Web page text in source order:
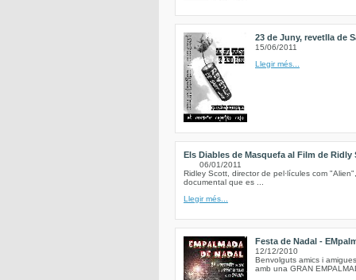
23 de Juny, revetlla de
15/06/2011
Llegir més...
Els Diables de Masquefa al Film de Ridly
06/01/2011
Ridley Scott, director de pel·lícules com
documental que es ...
Llegir més...
Festa de Nadal -
12/12/2010
Benvolguts amics i
amb una GRAN